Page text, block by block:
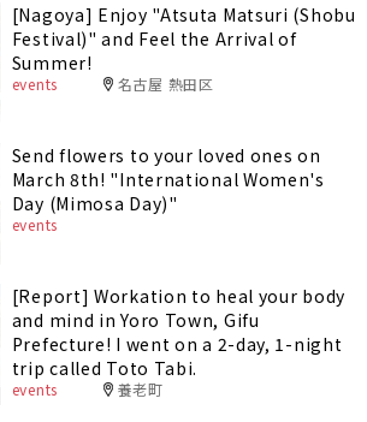
[Nagoya] Enjoy "Atsuta Matsuri (Shobu
Festival)" and Feel the Arrival of
Summer!
events 名古屋 熱田区
Send flowers to your loved ones on
March 8th! "International Women's
Day (Mimosa Day)"
events
[Report] Workation to heal your body
and mind in Yoro Town, Gifu
Prefecture! I went on a 2-day, 1-night
trip called Toto Tabi.
events 養老町